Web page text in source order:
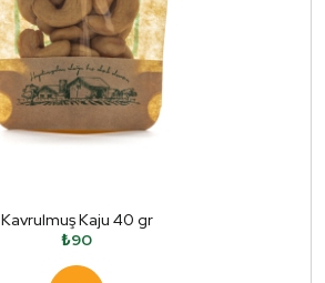
Kavrulmuş Kaju 40 gr
₺90